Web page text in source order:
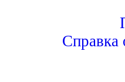
Справка